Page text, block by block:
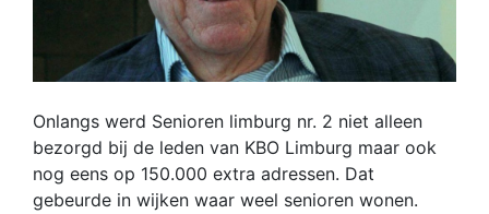
Onlangs werd Senioren limburg nr. 2 niet alleen
bezorgd bij de leden van KBO Limburg maar ook
nog eens op 150.000 extra adressen. Dat
gebeurde in wijken waar weel senioren wonen.